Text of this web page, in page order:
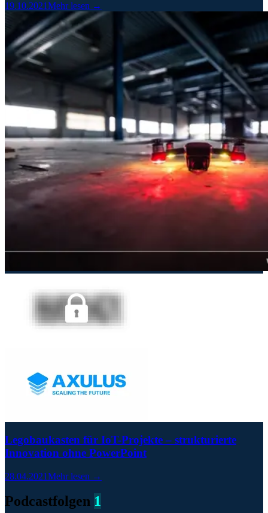
19.10.2021Mehr lesen →
Legobaukasten für IoT-Projekte – strukturierte
Innovation ohne PowerPoint
28.04.2021Mehr lesen →
Podcastfolgen 1